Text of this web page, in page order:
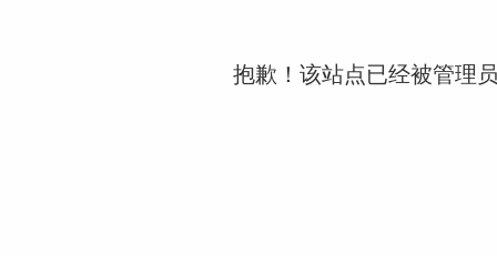
抱歉！该站点已经被管理